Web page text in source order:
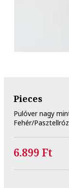
Pieces
Pulóver nagy
Fehér/
6.899 Ft